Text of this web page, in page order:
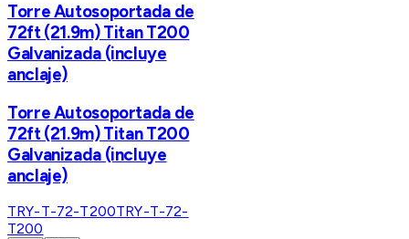
Torre Autosoportada de
72ft (21.9m) Titan T200
Galvanizada (incluye
anclaje)
Torre Autosoportada de
72ft (21.9m) Titan T200
Galvanizada (incluye
anclaje)
TRY-T-72-T200TRY-T-72-
T200